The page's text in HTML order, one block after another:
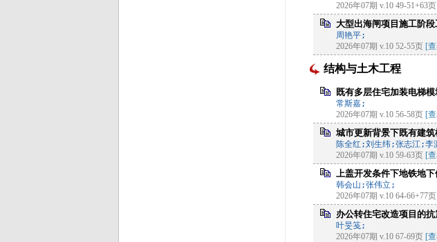
2026年07期 v.10 49-51+63页
大型出海闸项目施工阶
周艳平;
2026年07期 v.10 52-55页 [
结构与土木工程
既有多层住宅加装电梯
常斯嘉;
2026年07期 v.10 56-58页 [
城市更新背景下既有建
陈全红;刘生纬;张志江;李
2026年07期 v.10 59-63页 [
上盖开发条件下地铁地
韩会山;张伟立;
2026年07期 v.10 64-66+77页
办公转住宅改造项目的
叶旻笺;
2026年07期 v.10 67-69页 [